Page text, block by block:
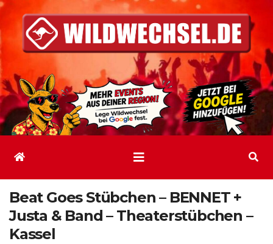
Inhalt
springen
Beat Goes Stübchen – BENNET +
Justa & Band – Theaterstübchen –
Kassel